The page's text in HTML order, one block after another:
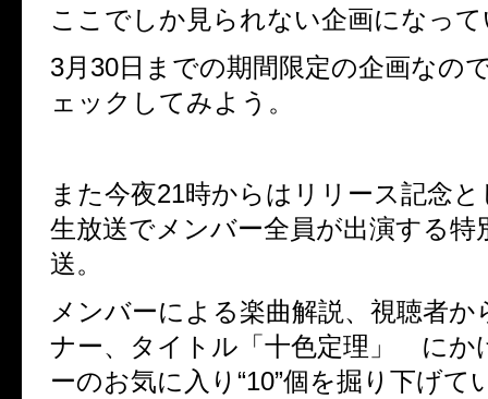
ここでしか見られない企画になっ
3月 30日までの期間限定の企画なの
ェックしてみよう。
また今夜21時からはリリース記念
生放送でメンバー全員が出演する特
送。
メンバーによる楽曲解説、視聴者か
ナー、タイトル「十色定理」 にか
ーのお気に入り “10”個を掘り下げて